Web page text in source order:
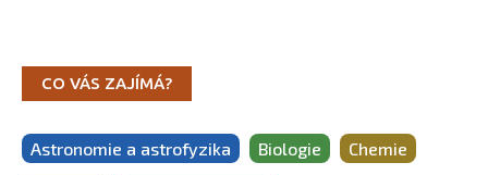
CO VÁS ZAJÍMÁ?
Astronomie a astrofyzika Biologie Chemie